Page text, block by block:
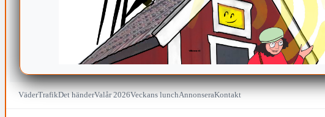
VäderTrafikDet händerValår 2026Veckans lunchAnnonseraKontakt